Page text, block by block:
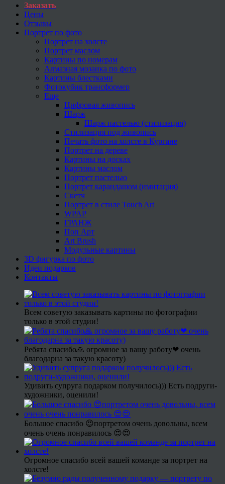
Заказать
Цены
Отзывы
Портрет по фото
Портрет на холсте
Портрет маслом
Картины по номерам
Алмазная мозаика по фото
Картины блестками
Фотокубик трансформер
Еще
Цифровая живопись
Шарж
Шарж пастелью (стилизация)
Стилизация под живопись
Печать фото на холсте в Кургане
Портрет на дереве
Картины на досках
Картины маслом
Портрет пастелью
Портрет карандашом (имитация)
Скетч
Портрет в стиле Touch Art
WPAP
ГРАНЖ
Поп Арт
Art Brush
Модульные картины
3D фигурка по фото
Идеи подарков
Контакты
Всем советую заказывать картины по фотографии
только в этой студии!
Ребята спасибо🙏 огромное за вашу работу❤ очень
благодарна за такую красоту)
Удивить супруга подарком получилось))) Есть подруги-
художники, оценили!
Большое спасибо 😍портретом очень довольны, всем
очень очень понравилось 😍😍
Огромное спасибо всей вашей команде за портрет на
холсте!